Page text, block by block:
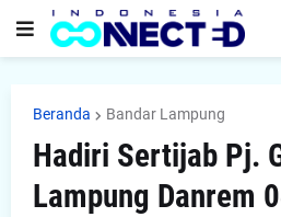
Beranda Bandar Lampung
Hadiri Sertijab Pj.
Lampung Danrem